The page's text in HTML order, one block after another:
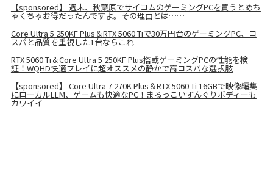
【sponsored】 週末、秋葉原でサイコムのゲーミングPCを買うとめち
ゃくちゃお得だったんですよ。その理由とは……
Core Ultra 5 250KF Plus＆RTX 5060 Tiで30万円台のゲーミングPC、コ
スパと品質を重視した1台ならこれ
RTX 5060 Ti＆Core Ultra 5 250KF Plus搭載ゲーミングPCの性能を検
証！WQHD快適プレイに超オススメの静かで高コスパな選択肢
【sponsored】 Core Ultra 7 270K Plus＆RTX 5060 Ti 16GBで映像編集
にローカルLLM、ゲームも快適なPC！まるっこいずんぐりボディーも
カワイイ